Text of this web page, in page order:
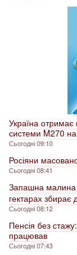
Україна отримає
системи M270
Сьогодні 09:10
Росіяни
Сьогодні 08:41
Запашна малина
гектарах збирає
Сьогодні 08:12
Пенсія без
працював
Сьогодні 07:43